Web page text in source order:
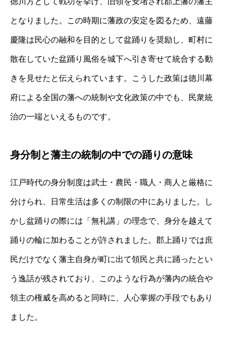
となりました。この時期に藩政の安定を図るため、遠藤
慶隆は民心の融和を目的として盆踊りを奨励し、町村に
散在していた盆踊り風俗を城下へ引き寄せて統合する動
きを見せたと伝えられています。こうした政策は徳川幕
府による全国の藩への統制や文化政策の中でも、民衆統
治の一端といえるものです。
身分制と藩主の統制の中での踊りの意味
江戸時代の身分制度は武士・農民・職人・商人と厳格に
分けられ、日常生活は多くの制限の中にありました。し
かし盆踊りの際には「無礼講」の理念で、身分を越えて
踊りの輪に加わることが許されました。郡上踊りでは庶
民だけでなく藩主自身が町に出て領民と共に踊ったとい
う逸話が残されており、このような行為が藩内の統合や
領主の権威を高めると同時に、人心掌握の手段でもあり
ました。